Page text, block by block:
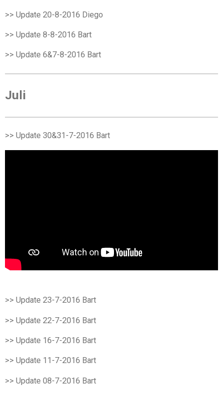
>> Update 20-8-2016 Diego
>> Update 8-8-2016 Bart
>> Update 6&7-8-2016 Bart
Juli
>> Update 30&31-7-2016 Bart
>> Update 23-7-2016 Bart
>> Update 22-7-2016 Bart
>> Update 16-7-2016 Bart
>> Update 11-7-2016 Bart
>> Update 08-7-2016 Bart